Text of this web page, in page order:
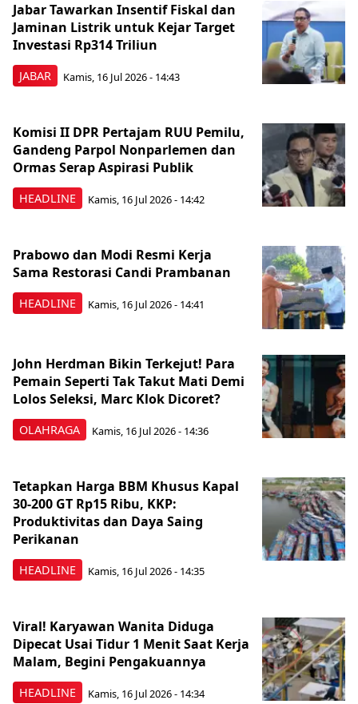
JABAR
Jabar Tawarkan Insentif Fiskal dan
Jaminan Listrik untuk Kejar Target
Investasi Rp314 Triliun
Kamis, 16 Jul 2026 - 14:43
HEADLINE
Komisi II DPR Pertajam RUU Pemilu,
Gandeng Parpol Nonparlemen dan
Ormas Serap Aspirasi Publik
Kamis, 16 Jul 2026 - 14:42
HEADLINE
Prabowo dan Modi Resmi Kerja
Sama Restorasi Candi Prambanan
Kamis, 16 Jul 2026 - 14:41
OLAHRAGA
John Herdman Bikin Terkejut! Para
Pemain Seperti Tak Takut Mati Demi
Lolos Seleksi, Marc Klok Dicoret?
Kamis, 16 Jul 2026 - 14:36
HEADLINE
Tetapkan Harga BBM Khusus Kapal
30-200 GT Rp15 Ribu, KKP:
Produktivitas dan Daya Saing
Perikanan
Kamis, 16 Jul 2026 - 14:35
HEADLINE
Viral! Karyawan Wanita Diduga
Dipecat Usai Tidur 1 Menit Saat Kerja
Malam, Begini Pengakuannya
Kamis, 16 Jul 2026 - 14:34